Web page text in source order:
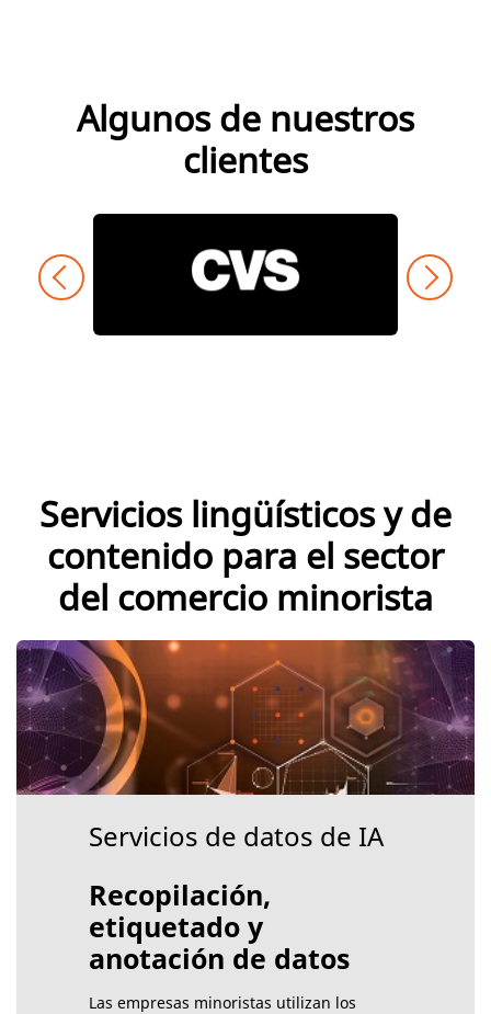
Algunos de nuestros
clientes
Servicios lingüísticos y de
contenido para el sector
del comercio minorista
Servicios de datos de IA
Recopilación,
etiquetado y
anotación de datos
Las empresas minoristas utilizan los